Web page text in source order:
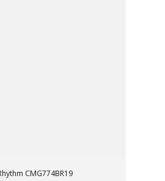
CMG774BR19